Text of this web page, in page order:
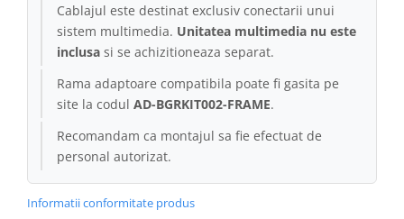
Cablajul este destinat exclusiv conectarii unui
sistem multimedia. Unitatea multimedia nu este
inclusa si se achizitioneaza separat.
Rama adaptoare compatibila poate fi gasita pe
site la codul AD-BGRKIT002-FRAME.
Recomandam ca montajul sa fie efectuat de
personal autorizat.
Informatii conformitate produs